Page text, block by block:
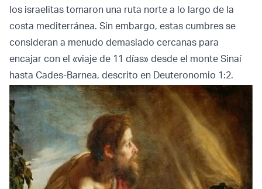
los israelitas tomaron una ruta norte a lo largo de la
costa mediterránea. Sin embargo, estas cumbres se
consideran a menudo demasiado cercanas para
encajar con el «viaje de 11 días» desde el monte Sinaí
hasta Cades-Barnea, descrito en Deuteronomio 1:2.